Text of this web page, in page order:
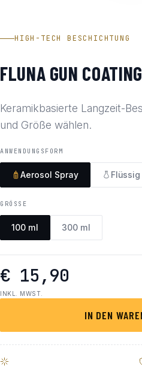
HIGH-TECH BESCHICHTUNG
FLUNA GUN COATING
Keramikbasierte Langzeit-
und Größe wählen.
ANWENDUNGSFORM
Aerosol Spray Flüssig
GRÖSSE
100 ml 300 ml
€ 15,90
INKL. MWST.
IN DEN